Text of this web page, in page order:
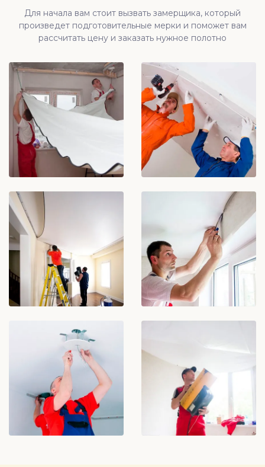
Для начала вам стоит вызвать замерщика, который
произведет подготовительные мерки и поможет вам
рассчитать цену и заказать нужное полотно